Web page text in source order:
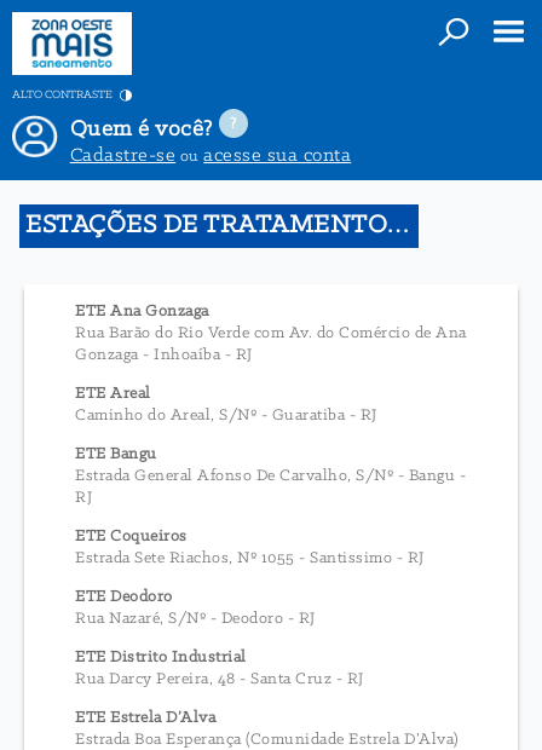
ALTO CONTRASTE
Quem é você?
Cadastre-se ouacesse sua conta
ESTAÇÕES DE TRATAMENTO DE ESGOTO
ETE Ana Gonzaga
Rua Barão do Rio Verde com Av. do Comércio de Ana
Gonzaga - Inhoaíba - RJ
ETE Areal
Caminho do Areal, S/Nº - Guaratiba - RJ
ETE Bangu
Estrada General Afonso De Carvalho, S/Nº - Bangu -
RJ
ETE Coqueiros
Estrada Sete Riachos, Nº 1055 - Santissimo - RJ
ETE Deodoro
Rua Nazaré, S/Nº - Deodoro - RJ
ETE Distrito Industrial
Rua Darcy Pereira, 48 - Santa Cruz - RJ
ETE Estrela D’Alva
Estrada Boa Esperança (Comunidade Estrela D’Alva)